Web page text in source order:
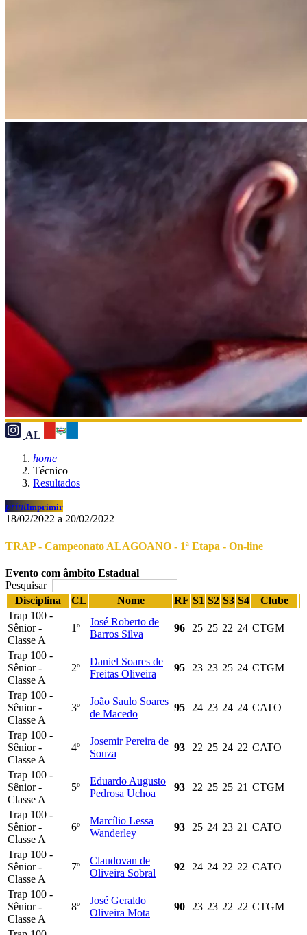
AL
home
Técnico
Resultados
printImprimir
18/02/2022 a 20/02/2022
TRAP - Campeonato ALAGOANO - 1ª Etapa - On-line
Evento com âmbito Estadual
Pesquisar
Disciplina
CL Nome RF S1 S2 S3 S4
Clube
Trap 100 -
Sênior -
Classe A
1º
José Roberto de
Barros Silva
96 25 25 22 24 CTGM
Trap 100 -
Sênior -
Classe A
2º
Daniel Soares de
Freitas Oliveira
95 23 23 25 24 CTGM
Trap 100 -
Sênior -
Classe A
3º
João Saulo Soares
de Macedo
95 24 23 24 24 CATO
Trap 100 -
Sênior -
Classe A
4º
Josemir Pereira de
Souza
93 22 25 24 22 CATO
Trap 100 -
Sênior -
Classe A
5º
Eduardo Augusto
Pedrosa Uchoa
93 22 25 25 21 CTGM
Trap 100 -
Sênior -
Classe A
6º
Marcílio Lessa
Wanderley
93 25 24 23 21 CATO
Trap 100 -
Sênior -
Classe A
7º
Claudovan de
Oliveira Sobral
92 24 24 22 22 CATO
Trap 100 -
Sênior -
Classe A
8º
José Geraldo
Oliveira Mota
90 23 23 22 22 CTGM